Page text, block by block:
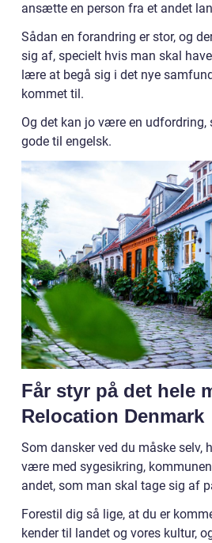
ansætte en person fra et andet
Sådan en forandring er stor, og
sig af, specielt hvis man skal
lære at begå sig i det nye
kommet til.
Og det kan jo være en udfordring,
gode til engelsk.
Får styr på det hele
Relocation Denmark
Som dansker ved du måske selv,
være med sygesikring,
andet, som man skal tage sig af
Forestil dig så lige, at du er
kender til landet og vores kultur,